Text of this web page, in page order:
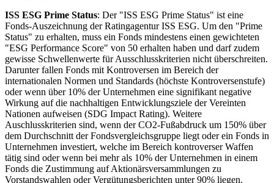
ISS ESG Prime Status: Der "ISS ESG Prime Status" ist eine
Fonds-Auszeichnung der Ratingagentur ISS ESG. Um den "Prime
Status" zu erhalten, muss ein Fonds mindestens einen gewichteten
"ESG Performance Score" von 50 erhalten haben und darf zudem
gewisse Schwellenwerte für Ausschlusskriterien nicht überschreiten.
Darunter fallen Fonds mit Kontroversen im Bereich der
internationalen Normen und Standards (höchste Kontroversenstufe)
oder wenn über 10% der Unternehmen eine signifikant negative
Wirkung auf die nachhaltigen Entwicklungsziele der Vereinten
Nationen aufweisen (SDG Impact Rating). Weitere
Auschlusskriterien sind, wenn der CO2-Fußabdruck um 150% über
dem Durchschnitt der Fondsvergleichsgruppe liegt oder ein Fonds in
Unternehmen investiert, welche im Bereich kontroverser Waffen
tätig sind oder wenn bei mehr als 10% der Unternehmen in einem
Fonds die Zustimmung auf Aktionärsversammlungen zu
Vorstandswahlen oder Vergütungsberichten unter 90% liegen.